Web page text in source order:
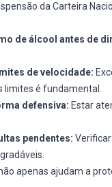
da Carteira
de álcool antes de
de velocidade:
limites é fundamental.
defensiva: Estar
pendentes:
apenas ajudam a